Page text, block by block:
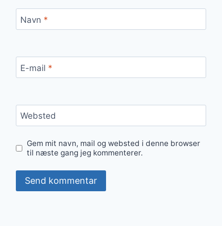
Navn *
E-mail *
Websted
Gem mit navn, mail og websted i denne browser
til næste gang jeg kommenterer.